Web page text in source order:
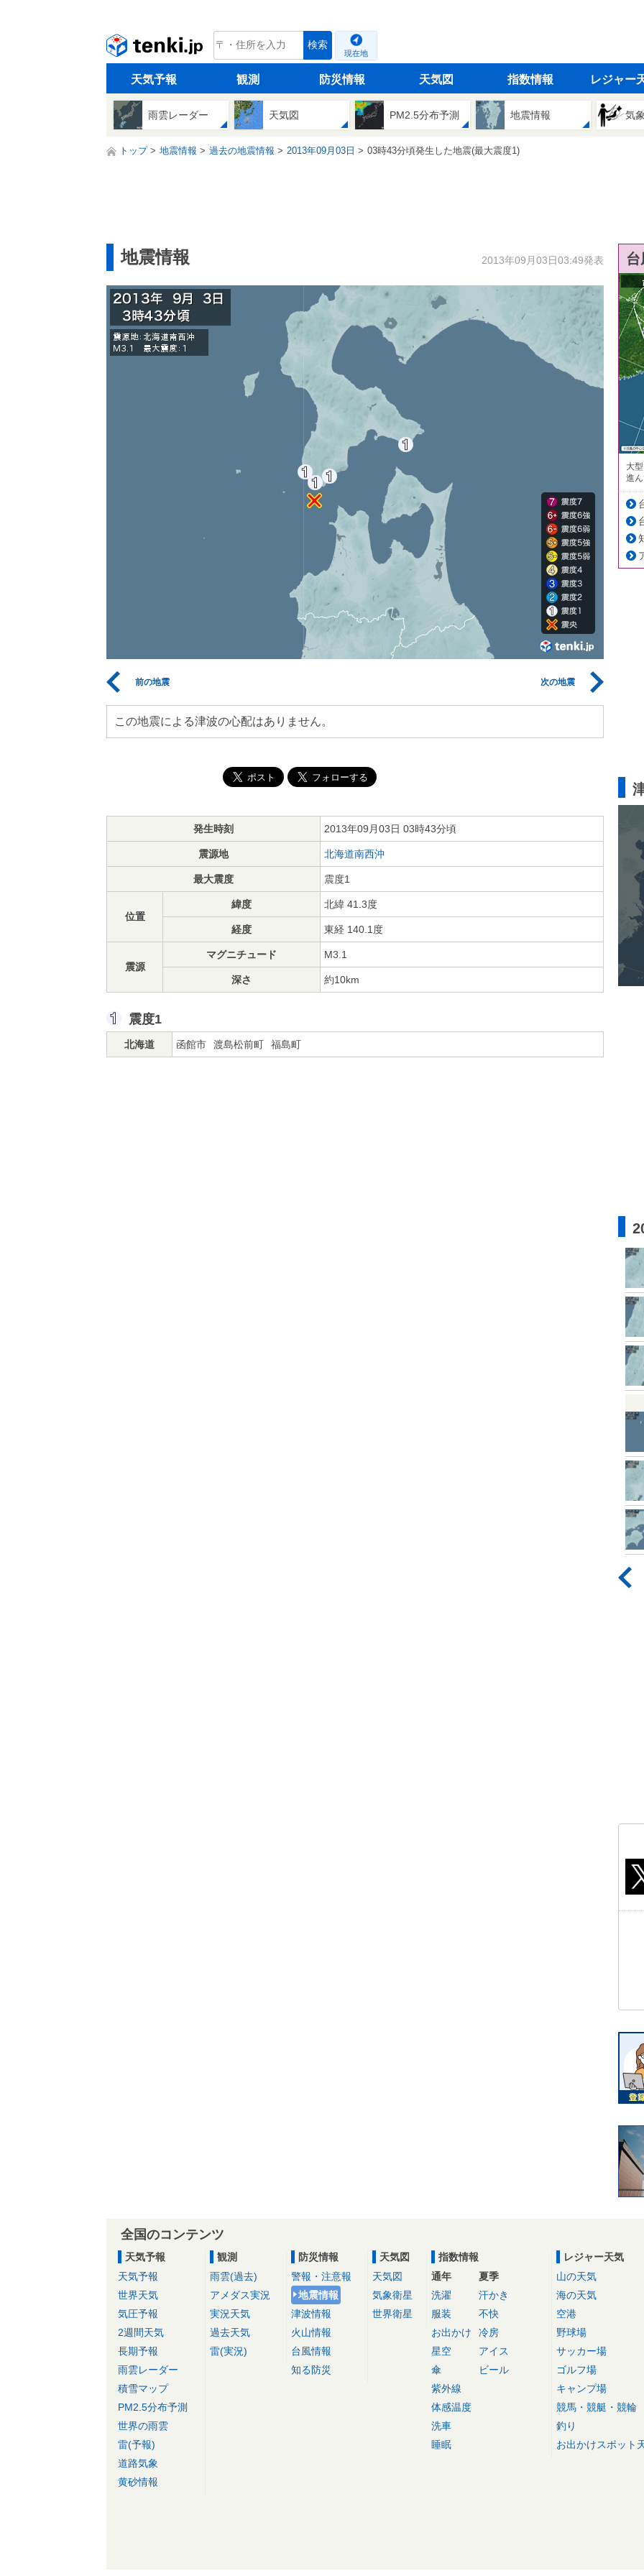
tenki.jp 検索
現在地
天気予報 観測 防災情報 天気図 指数情報 レジャー
雨雲レーダー 天気図 PM2.5分布予測 地震情報 気
トップ 地震情報 過去の地震情報 2013年09月03日 03時43分頃発生した地震(最大震度1)
地震情報 2013年09月03日03:49発表
前の地震 次の地震
この地震による津波の心配はありません。
発生時刻 2013年09月03日 03時43分頃
震源地 北海道南西沖
最大震度 震度1
位置
緯度 北緯 41.3度
経度 東経 140.1度
震源
マグニチュード M3.1
深さ 約10km
震度1
北海道 函館市 渡島松前町 福島町
大
進
全国のコンテンツ
天気予報
天気予報
世界天気
気圧予報
2週間天気
長期予報
雨雲レーダー
積雪マップ
PM2.5分布予測
世界の雨雲
雷(予報)
道路気象
黄砂情報
観測
雨雲(過去)
アメダス実況
実況天気
過去天気
雷(実況)
防災情報
警報・注意報
地震情報
津波情報
火山情報
台風情報
知る防災
天気図
天気図
気象衛星
世界衛星
指数情報
通年
洗濯
服装
お出かけ
星空
傘
紫外線
体感温度
洗車
睡眠
夏季
汗かき
不快
冷房
アイス
ビール
レジャー天気
山の天気
海の天気
空港
野球場
サッカー場
ゴルフ場
キャンプ場
競馬・競艇・競輪
釣り
お出かけスポット